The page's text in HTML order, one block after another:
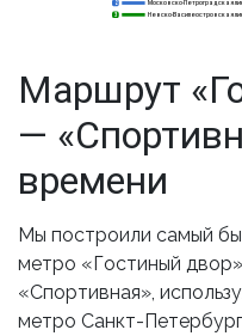
Невско-Василеостровская
2
3
2
3
Маршрут
—
времени
Мы построили самый
метро «Гостиный
«Спортивная»,
метро Санкт-